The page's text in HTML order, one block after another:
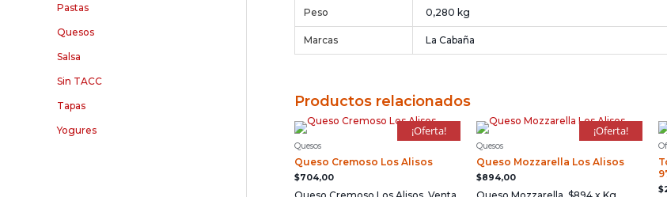
Pastas
Quesos
Salsa
Sin TACC
Tapas
Yogures
Peso 0,280 kg
Marcas La Cabaña
Productos relacionados
¡Oferta!
Quesos
Queso Cremoso Los Alisos
$704,00
¡Oferta!
Quesos
Queso Mozzarella Los Alisos
$894,00
$